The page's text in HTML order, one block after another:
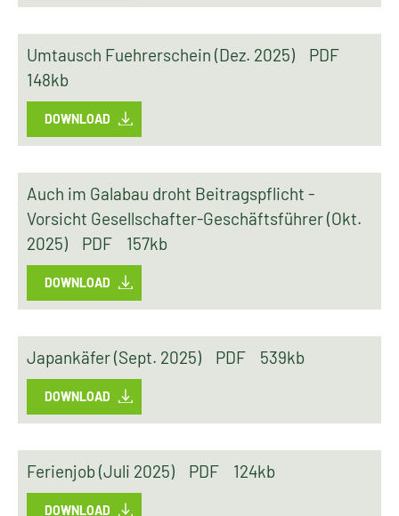
Umtausch Fuehrerschein (Dez. 2025) PDF
148kb
DOWNLOAD
Auch im Galabau droht Beitragspflicht -
Vorsicht Gesellschafter-Geschäftsführer (Okt.
2025) PDF 157kb
DOWNLOAD
Japankäfer (Sept. 2025) PDF 539kb
DOWNLOAD
Ferienjob (Juli 2025) PDF 124kb
DOWNLOAD